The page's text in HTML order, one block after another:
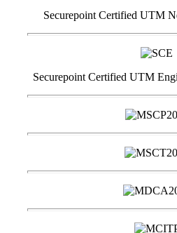
Securepoint Certified UTM
Securepoint Certified UTM